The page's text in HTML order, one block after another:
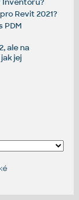
Revit 2021?
PDM
ale na
jej